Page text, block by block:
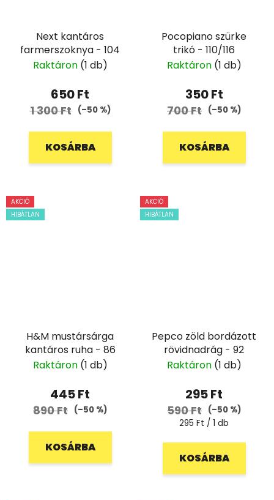
Next kantáros
farmerszoknya - 104
Raktáron (1 db)
650 Ft
1 300 Ft (–50 %)
KOSÁRBA
Pocopiano szürke
trikó - 110/116
Raktáron (1 db)
350 Ft
700 Ft (–50 %)
KOSÁRBA
AKCIÓ
HIBÁTLAN
H&M mustársárga
kantáros ruha - 86
Raktáron (1 db)
445 Ft
890 Ft (–50 %)
KOSÁRBA
AKCIÓ
HIBÁTLAN
Pepco zöld bordázott
rövidnadrág - 92
Raktáron (1 db)
295 Ft
590 Ft (–50 %)
Egységár:
295 Ft / 1 db
KOSÁRBA